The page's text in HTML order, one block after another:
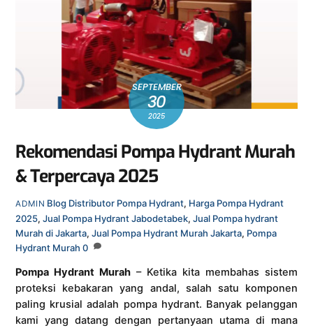
SEPTEMBER
30
2025
Rekomendasi Pompa Hydrant Murah
& Terpercaya 2025
ADMIN Blog Distributor Pompa Hydrant, Harga Pompa Hydrant
2025,Jual Pompa Hydrant Jabodetabek,Jual Pompa hydrant
Murah di Jakarta,Jual Pompa Hydrant Murah Jakarta, Pompa
Hydrant Murah 0
Pompa Hydrant Murah – Ketika kita membahas sistem
proteksi kebakaran yang andal, salah satu komponen
paling krusial adalah pompa hydrant. Banyak pelanggan
kami yang datang dengan pertanyaan utama di mana